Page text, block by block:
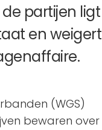
partijen ligt
en weigert
(WGS)
bewaren over